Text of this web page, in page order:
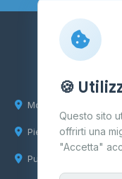
Molise
Piemonte
Puglia
🍪
Questo sito
offrirti una
"Accetta"